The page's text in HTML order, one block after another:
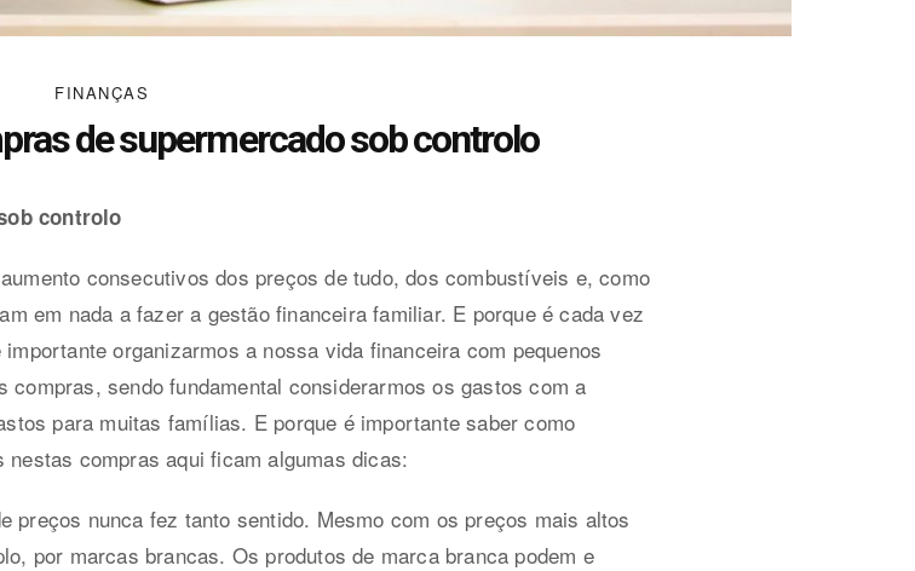
FINANÇAS
de supermercado sob controlo
controlo
consecutivos dos preços de tudo, dos combustíveis e, como
em nada a fazer a gestão financeira familiar. E porque é cada vez
organizarmos a nossa vida financeira com pequenos
sendo fundamental considerarmos os gastos com a
para muitas famílias. E porque é importante saber como
compras aqui ficam algumas dicas:
preços nunca fez tanto sentido. Mesmo com os preços mais altos
por marcas brancas. Os produtos de marca branca podem e